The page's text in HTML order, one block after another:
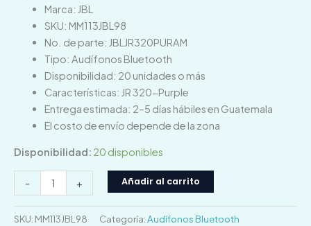
Marca: JBL
SKU: MM113JBL98
No. de parte: JBLJR320PURAM
Tipo: Audífonos Bluetooth
Disponibilidad: 20 unidades o más
Características: JR 320-Purple
Entrega estimada: 2–5 días hábiles en Guatemala
El costo de envío depende de la zona
Disponibilidad: 20 disponibles
- + Añadir al carrito
SKU: MM113JBL98 Categoría:Audífonos Bluetooth